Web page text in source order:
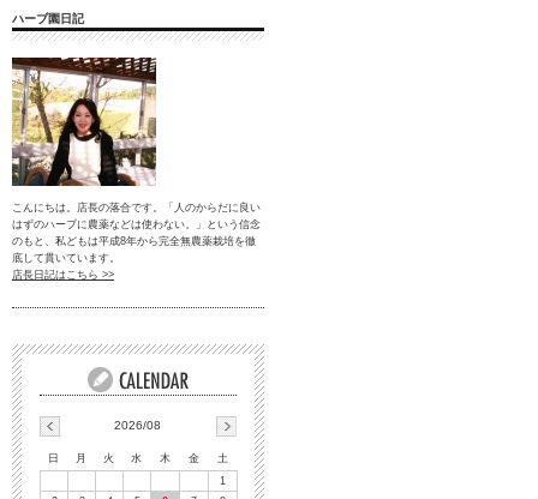
ハーブ園日記
こんにちは。店長の落合です。「人のからだに良い
はずのハーブに農薬などは使わない。」という信念
のもと、私どもは平成8年から完全無農薬栽培を徹
底して貫いています。
店長日記はこちら >>
2026/08
日 月 火 水 木 金
土
1